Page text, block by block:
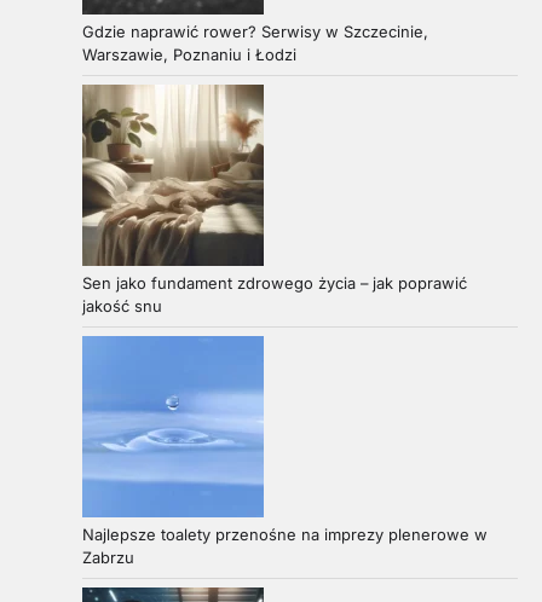
Gdzie naprawić rower? Serwisy w Szczecinie,
Warszawie, Poznaniu i Łodzi
Sen jako fundament zdrowego życia – jak poprawić
jakość snu
Najlepsze toalety przenośne na imprezy plenerowe w
Zabrzu